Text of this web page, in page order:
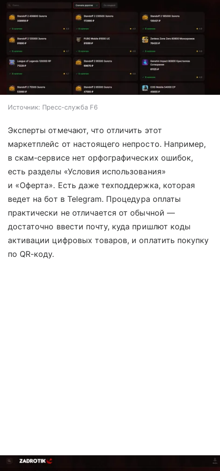
Источник: Пресс-служба F6
Эксперты отмечают, что отличить этот
маркетплейс от настоящего непросто. Например,
в скам-сервисе нет орфографических ошибок,
есть разделы «Условия использования»
и «Оферта». Есть даже техподдержка, которая
ведет на бот в Telegram. Процедура оплаты
практически не отличается от обычной —
достаточно ввести почту, куда пришлют коды
активации цифровых товаров, и оплатить покупку
по QR-коду.